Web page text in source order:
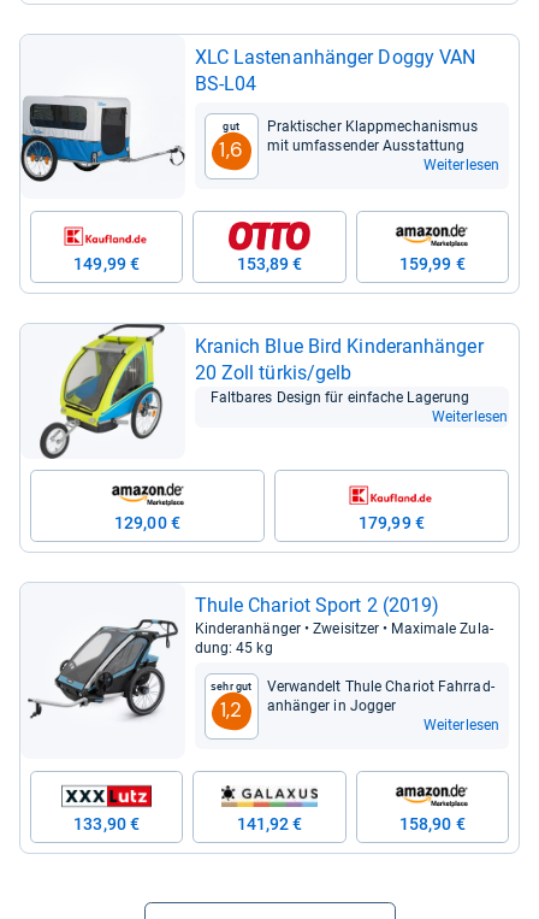
XLC Las­ten­an­hän­ger Doggy VAN
BS-​L04
Gut
1,6
Prak­ti­scher Klapp­me­cha­nis­mus
mit umfas­sen­der Aus­stat­tung
Weiterlesen
149,99 € 153,89 € 159,99 €
Kra­nich Blue Bird Kin­der­an­hän­ger
20 Zoll tür­kis/gelb
Falt­ba­res Design für ein­fa­che Lage­rung
Weiterlesen
129,00 € 179,99 €
Thule Cha­riot Sport 2 (2019)
Kin­der­an­hän­ger • Zwei­sit­zer • Maxi­male Zula­
dung: 45 kg
Sehr gut
1,2
Ver­wan­delt Thule Cha­riot Fahr­rad­
an­hän­ger in Jog­ger
Weiterlesen
133,90 € 141,92 € 158,90 €